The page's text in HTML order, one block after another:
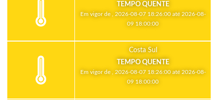
TEMPO QUENTE
Em vigor de , 2026-08-07 18:26:00 até 2026-08-
09 18:00:00
Costa Sul
TEMPO QUENTE
Em vigor de , 2026-08-07 18:26:00 até 2026-08-
09 18:00:00